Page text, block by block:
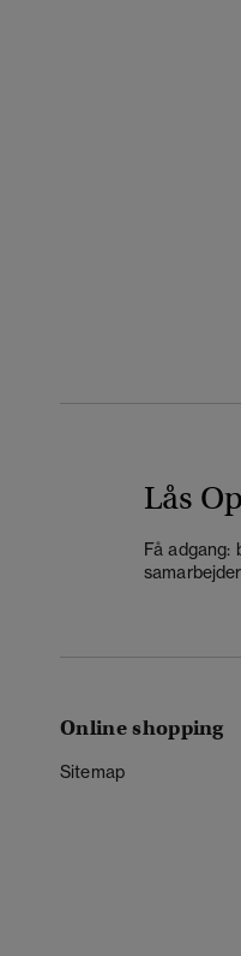
Lås
Få adgang:
Online shopping
Sitemap